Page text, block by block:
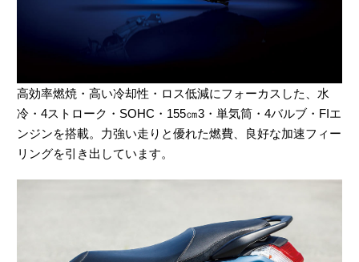
高効率燃焼・高い冷却性・ロス低減にフォーカスした、水
冷・4ストローク・SOHC・155㎝3・単気筒・4バルブ・FIエ
ンジンを搭載。力強い走りと優れた燃費、良好な加速フィー
リングを引き出しています。